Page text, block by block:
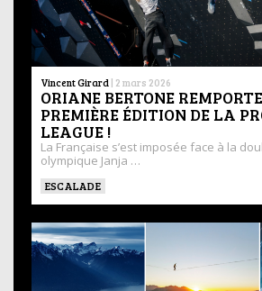
Vincent Girard | 2 mars 2026
ORIANE BERTONE
PREMIÈRE ÉDITION DE LA
LEAGUE !
La Française s’est imposée face à la
olympique Janja …
ESCALADE